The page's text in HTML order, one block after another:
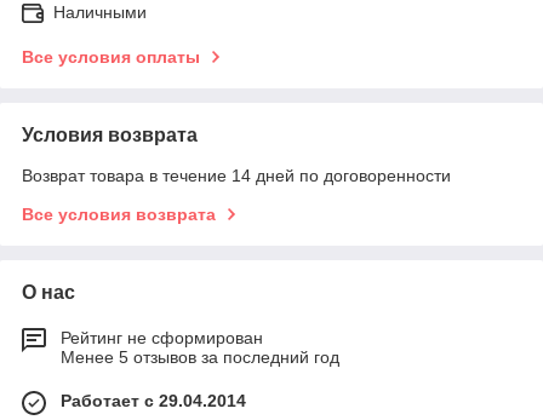
Наличными
Все условия оплаты
Условия возврата
Возврат товара в течение 14 дней по договоренности
Все условия возврата
О нас
Рейтинг не сформирован
Менее 5 отзывов за последний год
Работает с 29.04.2014